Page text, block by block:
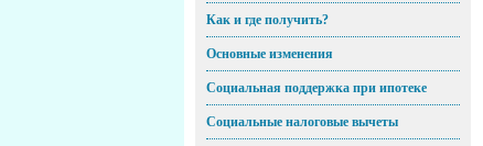
Как и где получить?
Основные изменения
Социальная поддержка при ипотеке
Социальные налоговые вычеты